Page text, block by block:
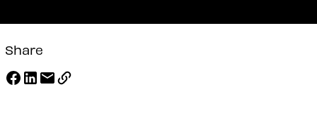
Share